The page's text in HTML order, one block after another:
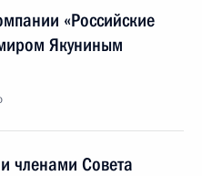
«Российские
Якуниным
членами Совета